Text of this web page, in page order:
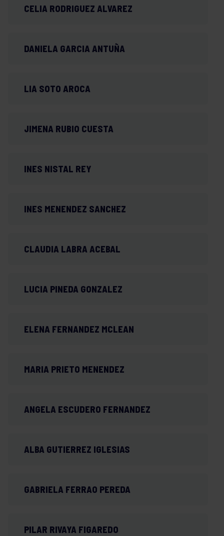
CELIA RODRIGUEZ ALVAREZ
DANIELA GARCIA ANTUÑA
LIA SOTO AROCA
JIMENA RUBIO CUESTA
INES NISTAL REY
INES MENENDEZ SANCHEZ
CLAUDIA LABRA ACEBAL
LUCIA PINEDA GONZALEZ
ELENA FERNANDEZ MCLEAN
MARIA PRIETO MENENDEZ
ANGELA ESCUDERO FERNANDEZ
ALBA GUTIERREZ IGLESIAS
GABRIELA FERRAO PEREDA
PILAR RIVAYA FIGAREDO